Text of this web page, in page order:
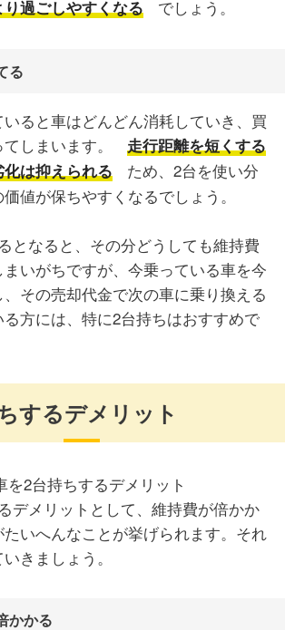
過ごしやすくなる
でしょう。
る
ると車はどんどん消耗していき、買
しまいます。
走行距離を短くする
は抑えられる
ため、2台を使い分
値が保ちやすくなるでしょう。
となると、その分どうしても維持費
いがちですが、今乗っている車を今
その売却代金で次の車に乗り換える
方には、特に2台持ちはおすすめで
するデメリット
デメリットとして、維持費が倍かか
いへんなことが挙げられます。それ
きましょう。
かかる